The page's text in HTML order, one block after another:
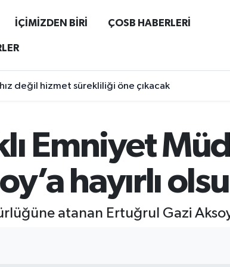
İÇİMİZDEN BİRİ ÇOSB HABERLERİ
değil hizmet sürekliliği öne çıkacak
Emniyet
hayırlı
atanan Ertuğrul Gazi